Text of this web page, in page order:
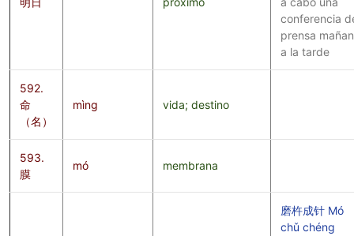
conferencia
prensa
a la tarde
592.
命
（名）
mìng vida; destino
593.
膜
mó membrana
磨杵成针 Mó
chǔ chéng